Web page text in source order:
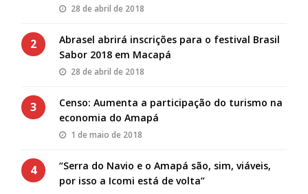
28 de abril de 2018
2
Abrasel abrirá inscrições para o festival Brasil
Sabor 2018 em Macapá
28 de abril de 2018
3
Censo: Aumenta a participação do turismo na
economia do Amapá
1 de maio de 2018
4
“Serra do Navio e o Amapá são, sim, viáveis,
por isso a Icomi está de volta”